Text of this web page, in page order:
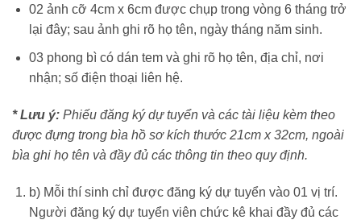
02 ảnh cỡ 4cm x 6cm được chụp trong vòng 6 tháng trở
lại đây; sau ảnh ghi rõ họ tên, ngày tháng năm sinh.
03 phong bì có dán tem và ghi rõ họ tên, địa chỉ, nơi
nhận; số điện thoại liên hệ.
* Lưu ý: Phiếu đăng ký dự tuyển và các tài liệu kèm theo
được đựng trong bìa hồ sơ kích thước 21cm x 32cm, ngoài
bìa ghi họ tên và đầy đủ các thông tin theo quy định.
b) Mỗi thí sinh chỉ được đăng ký dự tuyển vào 01 vị trí.
Người đăng ký dự tuyển viên chức kê khai đầy đủ các